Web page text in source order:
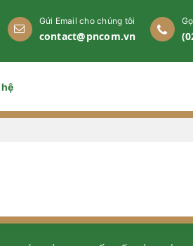
Gửi Email cho chúng tôi
contact@pncom.vn